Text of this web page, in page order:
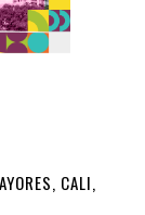
CALI,